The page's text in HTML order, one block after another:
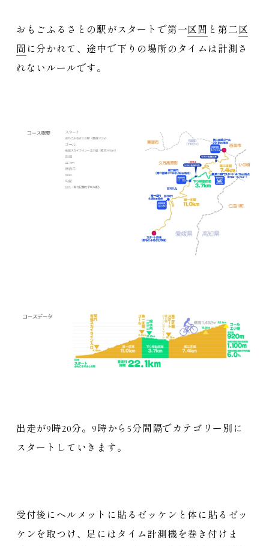
おもごふるさとの駅がスタートで第一区間 と第二 区
間 に分かれて、途中で下りの場所のタイムは計測さ
れないルールです。
出走が9時20分。9時から5分間隔でカテゴリー別に
スタートしていきます。
受付後にヘルメットに貼るゼッケンと体に貼るゼッ
ケンを取つけ、足にはタイム計測機を巻き付けま